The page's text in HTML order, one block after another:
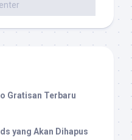
Gratisan Terbaru
yang Akan Dihapus